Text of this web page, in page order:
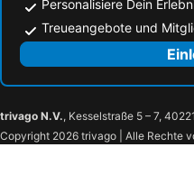
Marina Centro
Viserba
Adria International Raceway
Cavarzere
Piazza Vittorio Emanuele II
Rosolina Mare
Personalisiere Dein
Treueangebote und
trivago N.V., Kesselstraße 5 – 7,
Copyright 2026 trivago | Alle Rechte